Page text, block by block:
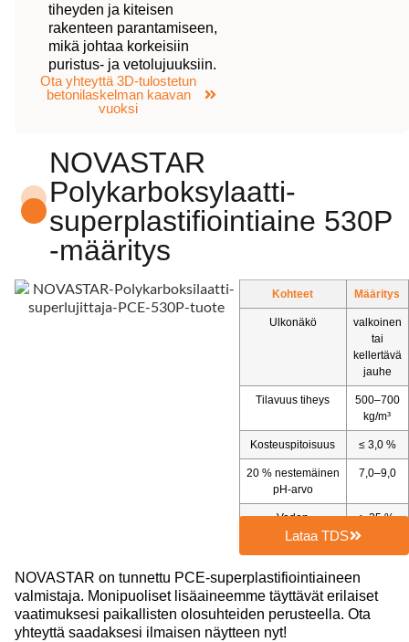
tiheyden ja kiteisen
rakenteen parantamiseen,
mikä johtaa korkeisiin
puristus- ja vetolujuuksiin.
Ota yhteyttä 3D-tulostetun
betonilaskelman kaavan
vuoksi
NOVASTAR
Polykarboksylaatti-
superplastifiointiaine 530P
-määritys
Kohteet Määritys
Ulkonäkö
valkoinen
tai
kellertävä
jauhe
Tilavuus tiheys
500–700
kg/m³
Kosteuspitoisuus ≤ 3,0 %
20 % nestemäinen
pH-arvo
7,0–9,0
Veden
vähentämisnopeus
≥ 25 %
Lataa TDS
NOVASTAR on tunnettu PCE-superplastifiointiaineen
valmistaja. Monipuoliset lisäaineemme täyttävät erilaiset
vaatimuksesi paikallisten olosuhteiden perusteella. Ota
yhteyttä saadaksesi ilmaisen näytteen nyt!